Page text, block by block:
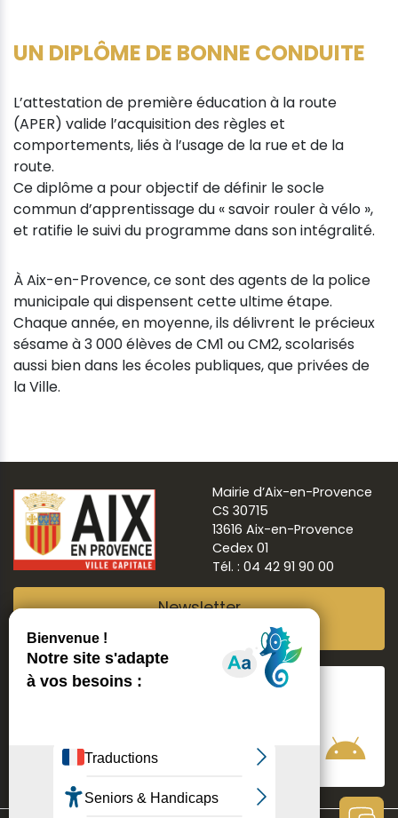
UN DIPLÔME DE BONNE CONDUITE
L’attestation de première éducation à la route
(APER) valide l’acquisition des règles et
comportements, liés à l’usage de la rue et de la
route.
Ce diplôme a pour objectif de définir le socle
commun d’apprentissage du « savoir rouler à vélo »,
et ratifie le suivi du programme dans son intégralité.
À Aix-en-Provence, ce sont des agents de la police
municipale qui dispensent cette ultime étape.
Chaque année, en moyenne, ils délivrent le précieux
sésame à 3 000 élèves de CM1 ou CM2, scolarisés
aussi bien dans les écoles publiques, que privées de
la Ville.
Mairie d’Aix-en-Provence
CS 30715
13616 Aix-en-Provence
Cedex 01
Tél. : 04 42 91 90 00
Newsletter
Suivre Aix ma ville